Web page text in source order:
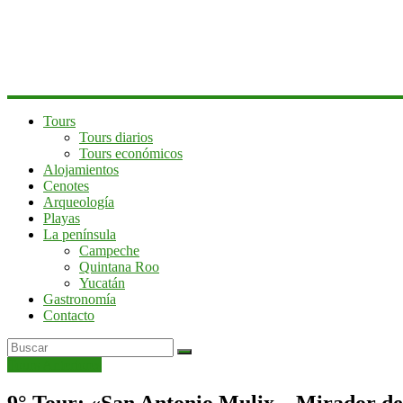
Tours
Tours diarios
Tours económicos
Alojamientos
Cenotes
Arqueología
Playas
La península
Campeche
Quintana Roo
Yucatán
Gastronomía
Contacto